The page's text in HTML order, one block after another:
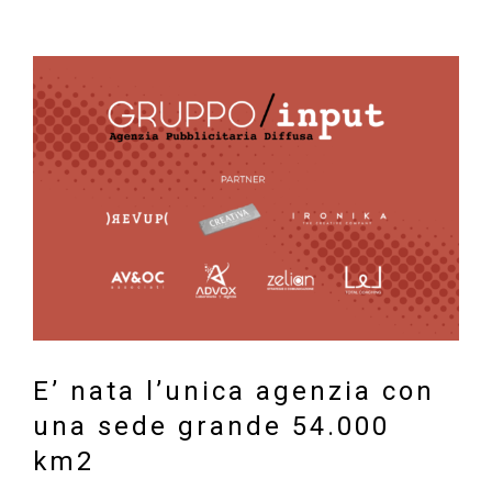
Ingrandisci
immagine
E’ nata l’unica agenzia con
una sede grande 54.000
km2